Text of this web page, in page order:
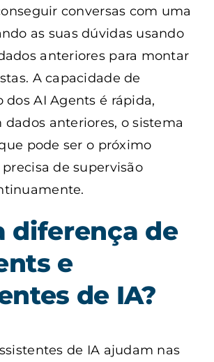
conversas com uma
as suas dúvidas usando
anteriores para montar
A capacidade de
dos AI Agents é rápida,
dados anteriores, o sistema
pode ser o próximo
precisa de supervisão
diferença de
e
de IA?
de IA ajudam nas